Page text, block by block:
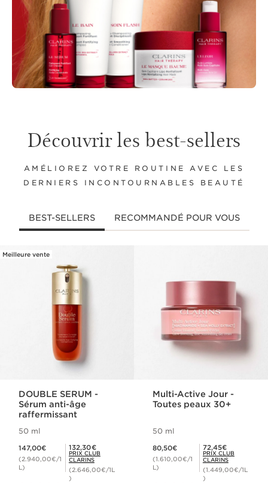
Découvrir les best-sellers
AMÉLIOREZ VOTRE ROUTINE AVEC LES
DERNIERS INCONTOURNABLES BEAUTÉ
BEST-SELLERS RECOMMANDÉ POUR VOUS
Meilleure vente
DOUBLE SERUM -
Sérum anti-âge
raffermissant
50 ml
147,00€
(2.940,00€/1
L)
Prix Club Clarins 132,30€
132,30€
PRIX CLUB
CLARINS
(2.646,00€/1L
)
Multi-Active Jour -
Toutes peaux 30+
50 ml
80,50€
(1.610,00€/1
L)
Prix Club Clarins 72,45€
72,45€
PRIX CLUB
CLARINS
(1.449,00€/1L
)